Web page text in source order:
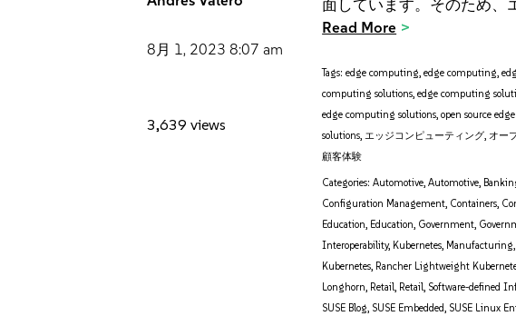
8月 1, 2023 8:07 am
3,639 views
面しています。そのため、
Read More
Tags: edge computing,edge computing,
computing solutions,edge computing
edge computing solutions,open source
solutions,エッジコンピューティング, オー
顧客体験
Categories: Automotive,Automotive,
Configuration Management, Containers,
Education, Education, Government,
Interoperability, Kubernetes, Manufacturing,
Kubernetes, Rancher Lightweight
Longhorn, Retail, Retail, Software-defined
SUSE Blog, SUSE Embedded, SUSE Linux